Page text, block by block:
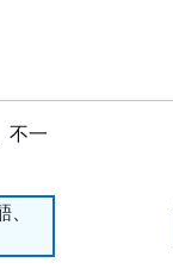
不一